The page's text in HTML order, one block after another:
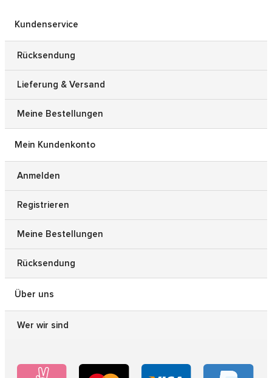
Kundenservice
Rücksendung
Lieferung & Versand
Meine Bestellungen
Mein Kundenkonto
Anmelden
Registrieren
Meine Bestellungen
Rücksendung
Über uns
Wer wir sind